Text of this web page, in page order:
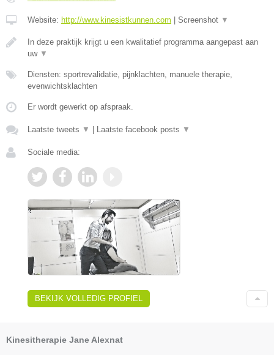
Website: http://www.kinesistkunnen.com Screenshot ▼
In deze praktijk krijgt u een kwalitatief programma aangepast aan
uw ▼
Diensten: sportrevalidatie, pijnklachten, manuele therapie,
evenwichtsklachten
Er wordt gewerkt op afspraak.
Laatste tweets ▼ Laatste facebook posts ▼
Sociale media:
BEKIJK VOLLEDIG PROFIEL
Kinesitherapie Jane Alexnat